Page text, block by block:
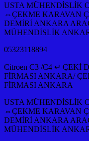
USTA MÜHENDİSLİK
⇔ÇEKME KARAVAN
DEMİRİ ANKARA
MÜHENDİSLİK
05323118894
Citroen C3 /C4 ↵ ÇEKİ
FİRMASI ANKARA/
FİRMASI ANKARA
USTA MÜHENDİSLİK
⇔ÇEKME KARAVAN
DEMİRİ ANKARA
MÜHENDİSLİK